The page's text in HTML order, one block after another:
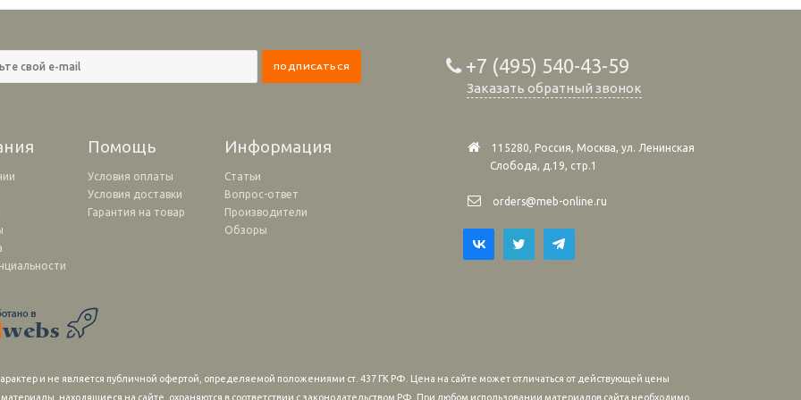
+7 (495) 540-43-59
Заказать обратный звонок
Помощь Информация
Условия оплаты
Условия доставки
Гарантия на товар
Статьи
Вопрос-ответ
Производители
Обзоры
115280, Россия, Москва, ул. Ленинская
Слобода, д.19, стр.1
orders@meb-online.ru
и не является публичной офертой, определяемой положениями ст. 437 ГК РФ. Цена на сайте может отличаться от действующей цены
находящиеся на сайте, охраняются в соответствии с законодательством РФ. При любом использовании материалов сайта необходимо